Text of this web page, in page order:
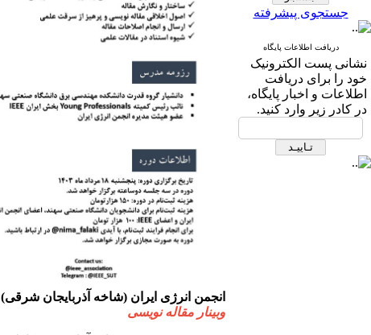
جستجوی پیشرفته
دریافت اطلاعات پایگاه
نشانی پست الکترونیک
خود را برای دریافت
اطلاعات و اخبار پایگاه،
در کادر زیر وارد کنید.
انجمن انرژی ایران (شاخه آذربایجان شرقی)
وبینار مقاله نویسی